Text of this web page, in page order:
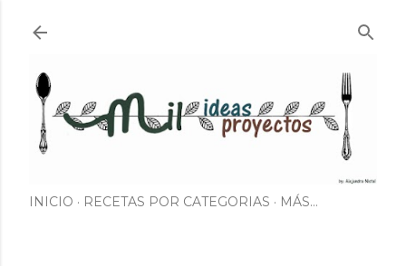
INICIO RECETAS POR CATEGORIAS MÁS…